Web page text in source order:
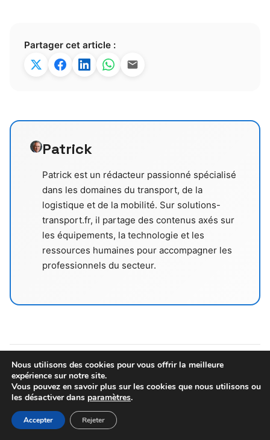
Partager cet article :
Patrick
Patrick est un rédacteur passionné spécialisé
dans les domaines du transport, de la
logistique et de la mobilité. Sur solutions-
transport.fr, il partage des contenus axés sur
les équipements, la technologie et les
ressources humaines pour accompagner les
professionnels du secteur.
Vous aimerez aussi
Nous utilisons des cookies pour vous offrir la meilleure
expérience sur notre site.
Vous pouvez en savoir plus sur les cookies que nous utilisons ou
les désactiver dans paramètres.
Accepter Rejeter